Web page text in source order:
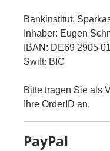
Bankinstitut:
Inhaber: Eugen
IBAN: DE69 2905
Swift: BIC
Bitte tragen Sie als
Ihre OrderID an.
PayPal